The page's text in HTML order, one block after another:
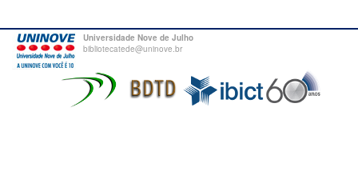
Universidade Nove de Julho
bibliotecatede@uninove.br